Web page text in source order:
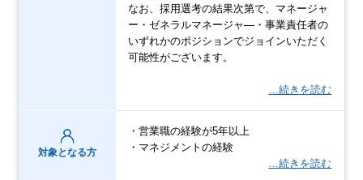
なお、採用選考の結果次第で、マネージャ
ー・ゼネラルマネージャ―・事業責任者の
いずれかのポジションでジョインいただく
可能性がございます。
…続きを読む
対象となる方
・営業職の経験が5年以上
・マネジメントの経験
…続きを読む